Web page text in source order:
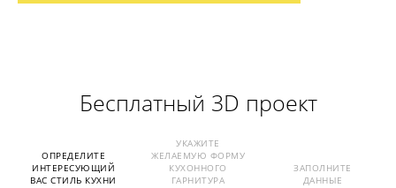
Бесплатный 3D проект
ОПРЕДЕЛИТЕ
ИНТЕРЕСУЮЩИЙ
ВАС СТИЛЬ КУХНИ
УКАЖИТЕ
ЖЕЛАЕМУЮ ФОРМУ
КУХОННОГО
ГАРНИТУРА
ЗАПОЛНИТЕ
ДАННЫЕ